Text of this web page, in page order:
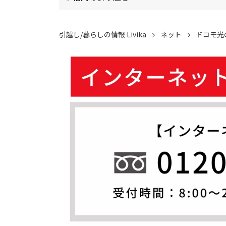
引越し/暮らしの情報 Livika ネット ドコモ